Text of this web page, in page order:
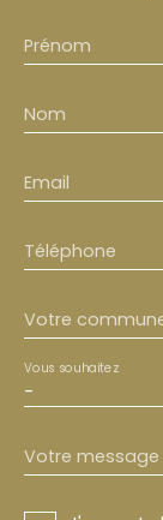
Prénom
Nom
Email
Téléphone
Votre
-
Vous souhaitez
Votre message